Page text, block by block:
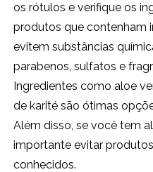
os rótulos e verifique os
produtos que contenham
evitem substâncias
parabenos, sulfatos e
Ingredientes como aloe
de karité são ótimas
Além disso, se você tem
importante evitar
conhecidos.